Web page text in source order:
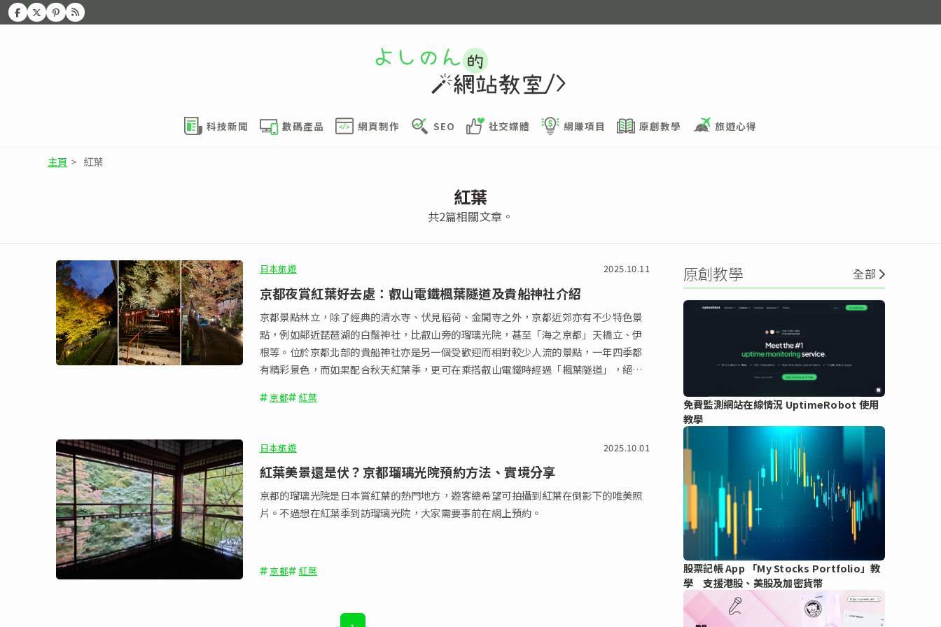
科技新聞 數碼產品 網頁制作 SEO 社交媒體 網賺項目 原創教學 旅遊心得
主頁 > 紅葉
紅葉
共2篇相關文章。
日本旅遊 2025.10.11
京都夜賞紅葉好去處：叡山電鐵楓葉隧道及貴船神社介紹
京都景點林立，除了經典的清水寺、伏見稻荷、金閣寺之外，京都近郊亦有不少特色景
點，例如鄰近琵琶湖的白鬚神社，比叡山旁的瑠璃光院，甚至「海之京都」天橋立、伊
根等。位於京都北部的貴船神社亦是另一個受歡迎而相對較少人流的景點，一年四季都
有精彩景色，而如果配合秋天紅葉季，更可在乘搭叡山電鐵時經過「楓葉隧道」，絕對
京都 紅葉
日本旅遊 2025.10.01
紅葉美景還是伏？京都瑠璃光院預約方法、實境分享
京都的瑠璃光院是日本賞紅葉的熱門地方，遊客總希望可拍攝到紅葉在倒影下的唯美照
片。不過想在紅葉季到訪瑠璃光院，大家需要事前在網上預約。
京都 紅葉
原創教學 全部
免費監測網站在線情況 UptimeRobot 使用
教學
股票記帳 App 「My Stocks Portfolio」教
學 支援港股、美股及加密貨幣